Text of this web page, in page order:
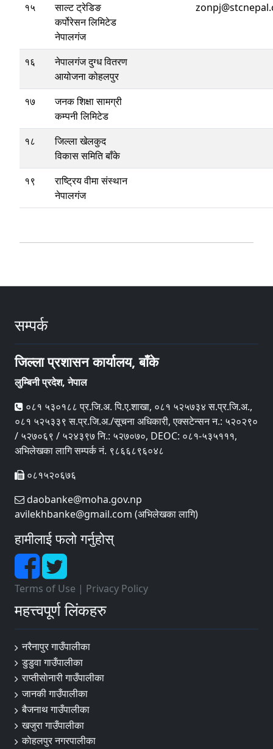
१५
साल्ट ट्रेडिङ
कर्पोरेसन लिमिटेड
नेपालगंज
१६
नेपालगंज दुग्ध वितरण
आयोजना कोहलपुर
१७
जनक शिक्षा सामग्री
कम्पनी लिमिटेड
१८
जिल्ला खेलकुद
विकास समिति बाँके
१९
राष्ट्रिय वीमा संस्थान
नेपालगंज
सम्पर्क
जिल्ला प्रशासन कार्यालय, बाँके
लुम्बिनी प्रदेश, नेपाल
०८१ ५३०१८८ प्र.जि.अ. पि‍.ए.शाखा, ०८१ ५२५७३४ स.प्र.जि.अ.,
०८१ ५२५३३९ स.प्र.जि.अ./सूचना अधिकारी, एक्सटेन्सन न.: ५२०२९०
/ ५२७०६९ / ५२४३९७ नि.: ५२७०७०, DEOC: ०८१-५३५१११,
अभिलेखका लागि सम्पर्क नं. ९८६६८९६०४८
०८१५२०६७६
daobanke@moha.gov.np
avilekhbanke@gmail.com (अभिलेखका लागि)
हामीलाई फलो गर्नुहोस्
Terms of Use | Privacy Policy
महत्त्वपूर्ण लिंकहरु
नरैनापुर गाउँपालीका
डुडुवा गाउँपालीका
राप्तीसाेनारी गाउँपालीका
जानकी गाउँपालीका
बैजनाथ गाउँपालीका
खजुरा गाउँपालीका
काेहलपुर नगरपालीका